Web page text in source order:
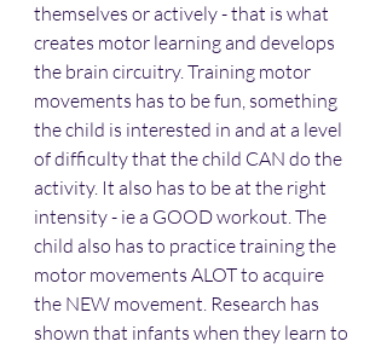
themselves or actively - that is what
creates motor learning and develops
the brain circuitry. Training motor
movements has to be fun, something
the child is interested in and at a level
of difficulty that the child CAN do the
activity. It also has to be at the right
intensity - ie a GOOD workout. The
child also has to practice training the
motor movements ALOT to acquire
the NEW movement. Research has
shown that infants when they learn to